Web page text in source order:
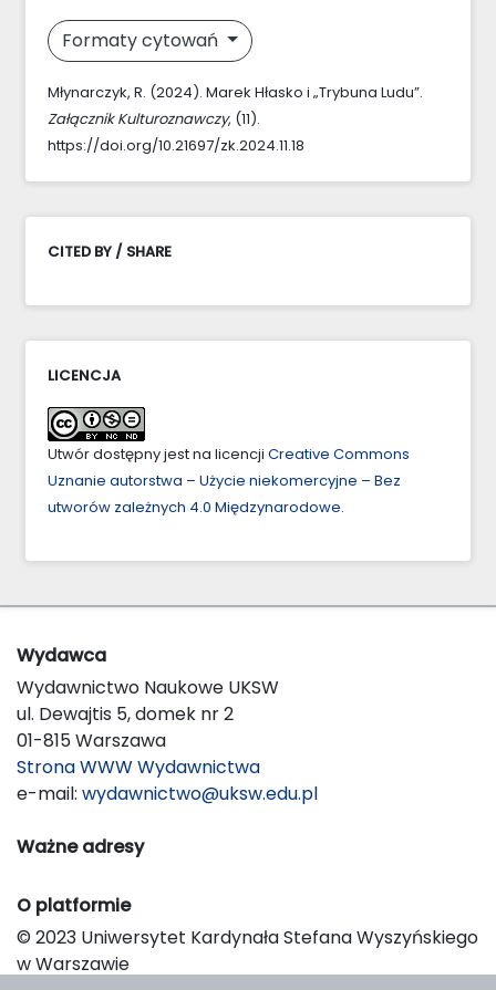
Formaty cytowań
Młynarczyk, R. (2024). Marek Hłasko i „Trybuna Ludu”.
Załącznik Kulturoznawczy, (11).
https://doi.org/10.21697/zk.2024.11.18
CITED BY / SHARE
LICENCJA
Utwór dostępny jest na licencji Creative Commons
Uznanie autorstwa – Użycie niekomercyjne – Bez
utworów zależnych 4.0 Międzynarodowe.
Wydawca
Wydawnictwo Naukowe UKSW
ul. Dewajtis 5, domek nr 2
01-815 Warszawa
Strona WWW Wydawnictwa
e-mail: wydawnictwo@uksw.edu.pl
Ważne adresy
O platformie
© 2023 Uniwersytet Kardynała Stefana Wyszyńskiego
w Warszawie